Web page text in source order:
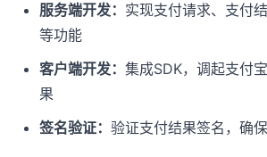
服务端开发： 实现支付请求、支付
等功能
客户端开发： 集成SDK，调起支付
果
签名验证： 验证支付结果签名，确